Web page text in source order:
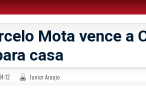
Mota vence a
casa
Junior Araujo